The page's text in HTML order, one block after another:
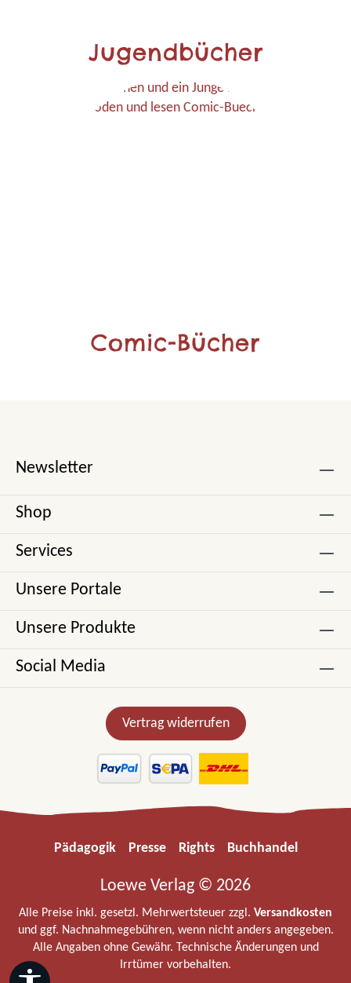
Jugendbücher
Comic-Bücher
Newsletter
Shop
Services
Unsere Portale
Unsere Produkte
Social Media
Vertrag widerrufen
Pädagogik Presse Rights Buchhandel
Loewe Verlag © 2026
Alle Preise inkl. gesetzl. Mehrwertsteuer zzgl. Versandkosten
und ggf. Nachnahmegebühren, wenn nicht anders angegeben.
Alle Angaben ohne Gewähr. Technische Änderungen und
Irrtümer vorbehalten.
Werkzeugleiste anzeigen